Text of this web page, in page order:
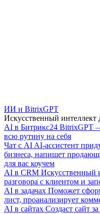
ИИ и BitrixGPT
Искусственный интеллект
AI в Битрикс24 BitrixGPT
всю рутину на себя
Чат с AI AI-ассистент
бизнеса, напишет
для вас коучем
AI в CRM Искусственный
разговора с клиентом и
AI в задачах Поможет
лист, проанализирует
AI в сайтах Создаст сайт